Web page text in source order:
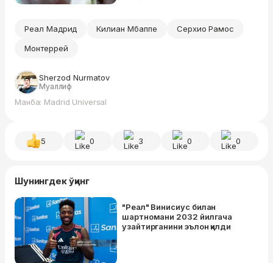
Реал Мадрид Килиан Мбаппе
Серхио Рамос
Монтеррей
Sherzod Nurmatov
Муаллиф
Манба: Madrid Universal
5 0 3 0 0
Шунингдек ўқинг
"Реал" Винисиус билан
шартномани 2032 йилгача
узайтирганини эълон қилди